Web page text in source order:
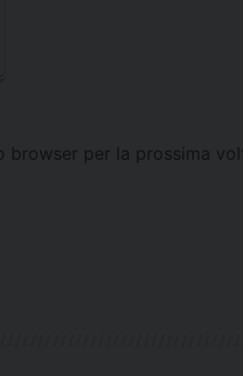
per la prossima